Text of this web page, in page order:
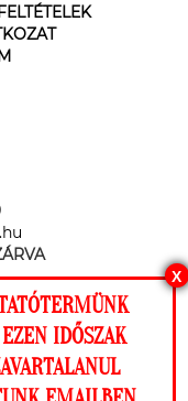
a
MNB engedély
X
IDŐSZAK